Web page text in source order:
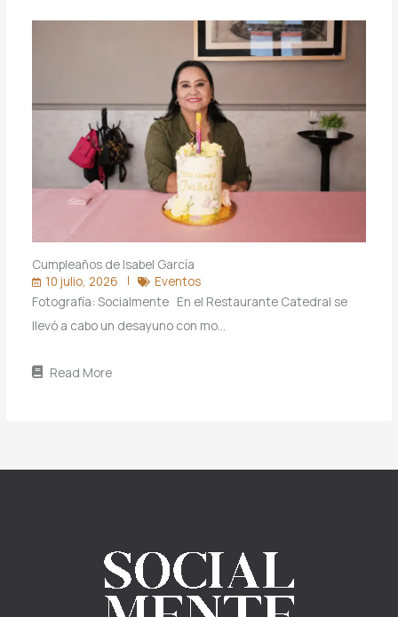
Cumpleaños de Isabel García
10 julio, 2026
Eventos
Fotografía: Socialmente En el Restaurante Catedral se
llevó a cabo un desayuno con mo…
Read More